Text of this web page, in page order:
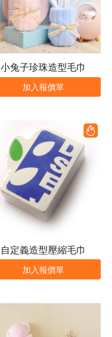
小兔子珍珠造型毛巾
加入報價單
自定義造型壓縮毛巾
加入報價單